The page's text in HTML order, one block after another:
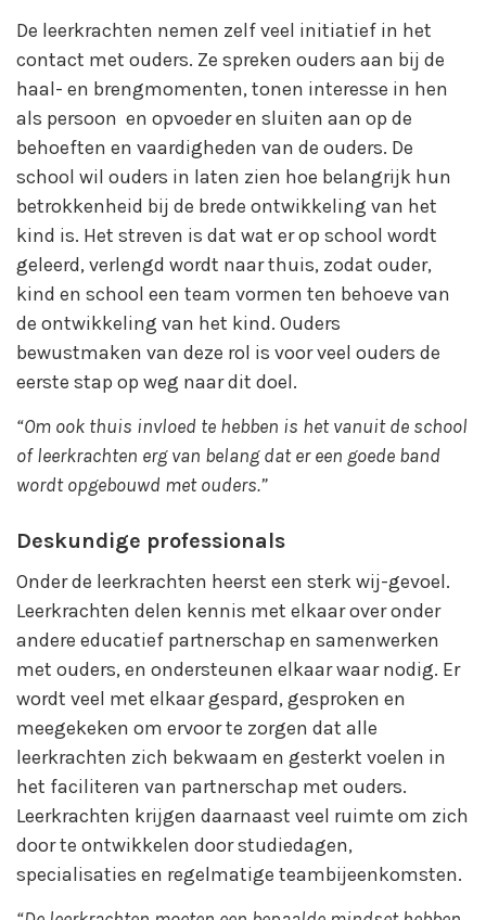
De leerkrachten nemen zelf veel initiatief in het
contact met ouders. Ze spreken ouders aan bij de
haal- en brengmomenten, tonen interesse in hen
als persoon en opvoeder en sluiten aan op de
behoeften en vaardigheden van de ouders. De
school wil ouders in laten zien hoe belangrijk hun
betrokkenheid bij de brede ontwikkeling van het
kind is. Het streven is dat wat er op school wordt
geleerd, verlengd wordt naar thuis, zodat ouder,
kind en school een team vormen ten behoeve van
de ontwikkeling van het kind. Ouders
bewustmaken van deze rol is voor veel ouders de
eerste stap op weg naar dit doel.
“Om ook thuis invloed te hebben is het vanuit de school
of leerkrachten erg van belang dat er een goede band
wordt opgebouwd met ouders.”
Deskundige professionals
Onder de leerkrachten heerst een sterk wij-gevoel.
Leerkrachten delen kennis met elkaar over onder
andere educatief partnerschap en samenwerken
met ouders, en ondersteunen elkaar waar nodig. Er
wordt veel met elkaar gespard, gesproken en
meegekeken om ervoor te zorgen dat alle
leerkrachten zich bekwaam en gesterkt voelen in
het faciliteren van partnerschap met ouders.
Leerkrachten krijgen daarnaast veel ruimte om zich
door te ontwikkelen door studiedagen,
specialisaties en regelmatige teambijeenkomsten.